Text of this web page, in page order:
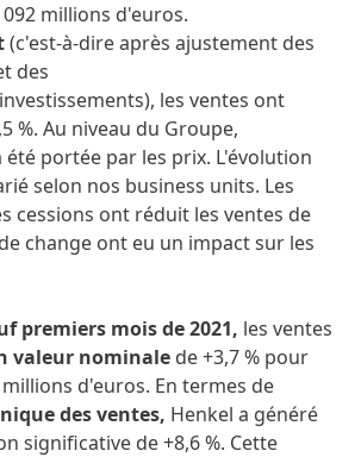
millions d'euros.
(c'est-à-dire après ajustement des
des
les ventes ont
%. Au niveau du Groupe,
été portée par les prix. L'évolution
selon nos business units. Les
cessions ont réduit les ventes de
change ont eu un impact sur les
premiers mois de 2021, les ventes
valeur nominale de +3,7 % pour
d'euros. En termes de
des ventes, Henkel a généré
significative de +8,6 %. Cette